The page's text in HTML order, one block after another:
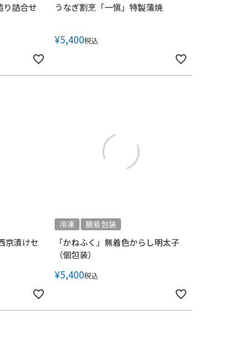
り詰合せ うなぎ割烹「一愼」特製蒲焼
¥5,400税込
京漬けセ
冷凍 簡易包装
「かねふく」無着色からし明太子
（個包装）
¥5,400税込